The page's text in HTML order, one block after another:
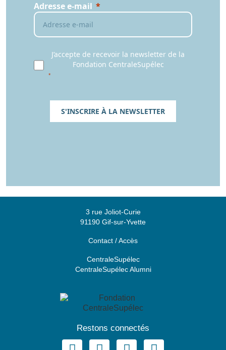
Adresse e-mail
J’accepte de recevoir la newsletter de la
Fondation CentraleSupélec
S'INSCRIRE À LA NEWSLETTER
3 rue Joliot-Curie
91190 Gif-sur-Yvette
Contact / Accès
CentraleSupélec
CentraleSupélec Alumni
Restons connectés